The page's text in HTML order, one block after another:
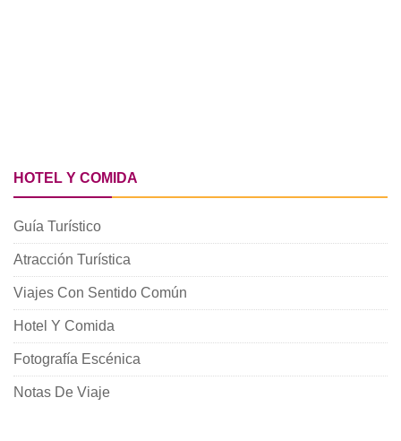
HOTEL Y COMIDA
Guía Turístico
Atracción Turística
Viajes Con Sentido Común
Hotel Y Comida
Fotografía Escénica
Notas De Viaje